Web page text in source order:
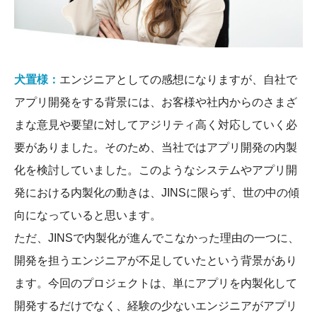
犬置様： エンジニアとしての感想になりますが、自社で
アプリ開発をする背景には、お客様や社内からのさまざ
まな意見や要望に対してアジリティ高く対応していく必
要がありました。そのため、当社ではアプリ開発の内製
化を検討していました。このようなシステムやアプリ開
発における内製化の動きは、JINSに限らず、世の中の傾
向になっていると思います。
ただ、JINSで内製化が進んでこなかった理由の一つに、
開発を担うエンジニアが不足していたという背景があり
ます。今回のプロジェクトは、単にアプリを内製化して
開発するだけでなく、経験の少ないエンジニアがアプリ